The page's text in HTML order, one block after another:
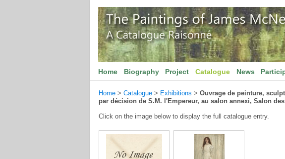
Home Biography Project Catalogue News
Home > Catalogue > Exhibitions > Ouvrage de peinture,
par décision de S.M. l'Empereur, au salon annexi, Salon
Click on the image below to display the full catalogue entry.